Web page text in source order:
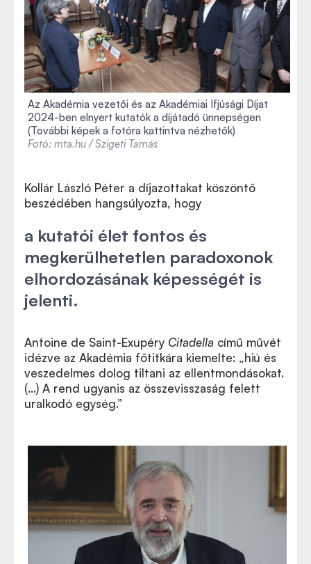
Az Akadémia vezetői és az Akadémiai Ifjúsági Díjat
2024-ben elnyert kutatók a díjátadó ünnepségen
(További képek a fotóra kattintva nézhetők)
Fotó: mta.hu / Szigeti Tamás
Kollár László Péter a díjazottakat köszöntő
beszédében hangsúlyozta, hogy
a kutatói élet fontos és
megkerülhetetlen paradoxonok
elhordozásának képességét is
jelenti.
Antoine de Saint-Exupéry Citadella című művét
idézve az Akadémia főtitkára kiemelte: „hiú és
veszedelmes dolog tiltani az ellentmondásokat.
(...) A rend ugyanis az összevisszaság felett
uralkodó egység.”